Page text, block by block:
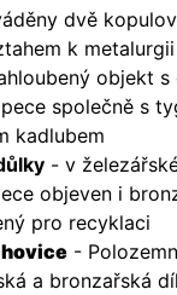
dvě
k metalurgii
objekt s
společně s
kadlubem
- v
objeven i
pro recyklaci
-
a bronzařská